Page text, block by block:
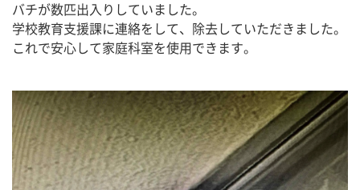
バチが数匹出入りしていました。
学校教育支援課に連絡をして、除去していただきました。
これで安心して家庭科室を使用できます。